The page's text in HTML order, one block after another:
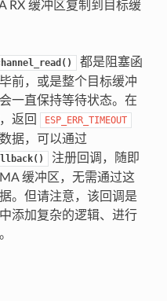
RX 缓冲区复制到目标缓
都是阻塞函
前，或是整个目标缓冲
一直保持等待状态。在
返回
ESP_ERR_TIMEOUT
据，可以通过
注册回调，随即
缓冲区，无需通过这
。但请注意，该回调是
添加复杂的逻辑、进行